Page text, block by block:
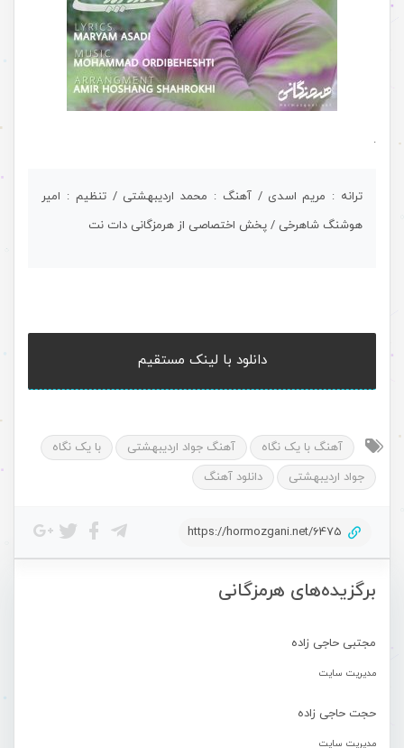
برگزیده‌های هرمزگانی
مجتبی حاجی زاده
مدیریت سایت
حجت حاجی زاده
مدیریت سایت
.
ترانه : مریم اسدی / آهنگ : محمد اردیبهشتی / تنظیم : امیر
هوشنگ شاهرخی / پخش اختصاصی از هرمزگانی دات نت
دانلود با لینک مستقیم
آهنگ با یک نگاه آهنگ جواد اردیبهشتی
با یک نگاه
جواد اردیبهشتی
دانلود آهنگ
https://hormozgani.net/6475